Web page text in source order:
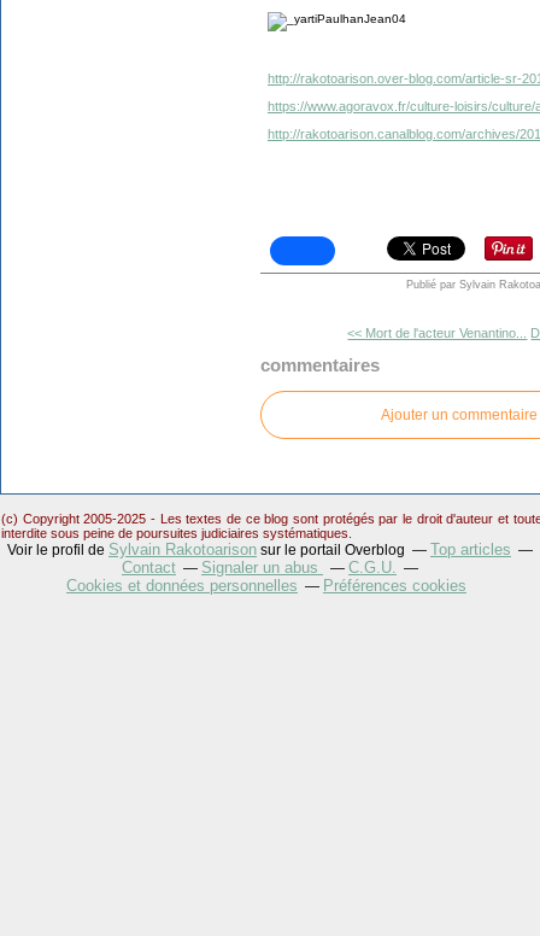
http://rakotoarison.over-blog.com/article-sr-
https://www.agoravox.fr/culture-loisirs/
http://rakotoarison.canalblog.com/archives/
Publié par Sylvain
<< Mort de l'acteur Venantino...
commentaires
Ajouter un commentaire
(c) Copyright 2005-2025 - Les textes de ce blog sont protégés par le droit d'auteur et
interdite sous peine de poursuites judiciaires systématiques.
Voir le profil de Sylvain Rakotoarison sur le portail Overblog
Top articles
Contact
Signaler un abus
C.G.U.
Cookies et données personnelles
Préférences cookies